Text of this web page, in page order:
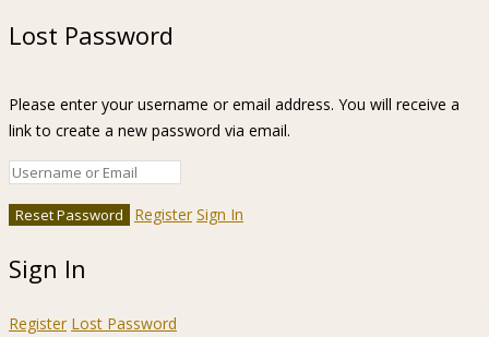
Lost Password
Please enter your username or email address. You will receive a
link to create a new password via email.
Register Sign In
Sign In
Register Lost Password